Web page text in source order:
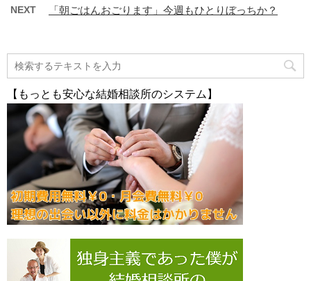
NEXT 「朝ごはんおごります」今週もひとりぼっちか？
【もっとも安心な結婚相談所のシステム】